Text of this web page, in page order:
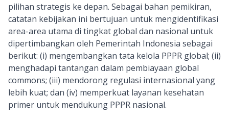
pilihan strategis ke depan. Sebagai bahan pemikiran,
catatan kebijakan ini bertujuan untuk mengidentifikasi
area-area utama di tingkat global dan nasional untuk
dipertimbangkan oleh Pemerintah Indonesia sebagai
berikut: (i) mengembangkan tata kelola PPPR global; (ii)
menghadapi tantangan dalam pembiayaan global
commons; (iii) mendorong regulasi internasional yang
lebih kuat; dan (iv) memperkuat layanan kesehatan
primer untuk mendukung PPPR nasional.